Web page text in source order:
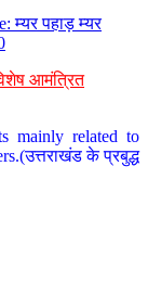
म्यर पहाड़ म्यर
आमंत्रित
mainly related to
के प्रबुद्ध